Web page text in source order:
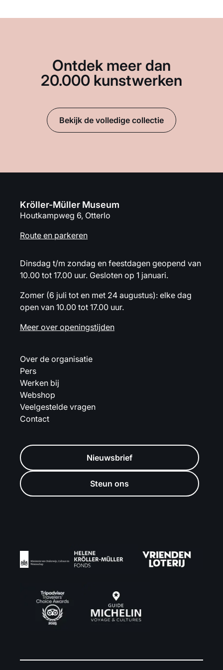
Ontdek meer dan
20.000 kunstwerken
Bekijk de volledige collectie
Kröller-Müller Museum
Houtkampweg 6, Otterlo
Route en parkeren
Dinsdag t/m zondag en feestdagen geopend van
10.00 tot 17.00 uur. Gesloten op 1 januari.
Zomer (6 juli tot en met 24 augustus): elke dag
open van 10.00 tot 17.00 uur.
Meer over openingstijden
Over de organisatie
Pers
Werken bij
Webshop
Veelgestelde vragen
Contact
Nieuwsbrief
Steun ons